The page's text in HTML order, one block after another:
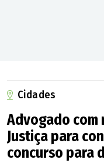
Cidades
Advogado com
Justiça para
concurso para